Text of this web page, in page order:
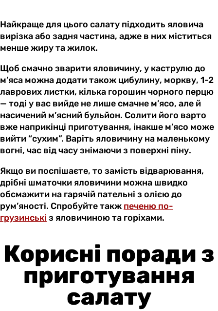
Найкраще для цього салату підходить яловича
вирізка або задня частина, адже в них міститься
менше жиру та жилок.
Щоб смачно зварити яловичину, у каструлю до
м’яса можна додати також цибулину, моркву, 1-2
лаврових листки, кілька горошин чорного перцю
— тоді у вас вийде не лише смачне м’ясо, але й
насичений м’ясний бульйон. Солити його варто
вже наприкінці приготування, інакше м’ясо може
вийти “сухим”. Варіть яловичину на маленькому
вогні, час від часу знімаючи з поверхні піну.
Якщо ви поспішаєте, то замість відварювання,
дрібні шматочки яловичини можна швидко
обсмажити на гарячій пательні з олією до
рум’яності. Спробуйте такж печеню по-
грузинські з яловичиною та горіхами.
Корисні поради з
приготування
салату